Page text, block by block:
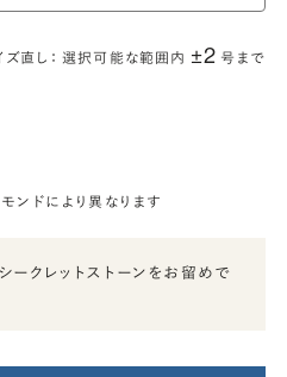
ズ直し： 選択可能な範囲内 ±2 号まで
ンドにより異なります
ークレットストーンをお留めで